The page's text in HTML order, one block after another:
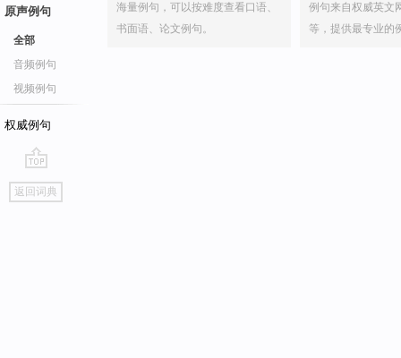
原声例句
全部
音频例句
视频例句
权威例句
go
top
返回词典
海量例句，可以按难度查看口语、
书面语、论文例句。
例句来自权威英文
等，提供最专业的